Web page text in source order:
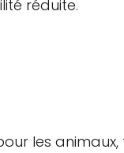
réduite.
les animaux,